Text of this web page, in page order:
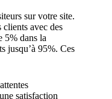
sur votre site.
avec des
5% dans la
jusqu’à 95%. Ces
satisfaction